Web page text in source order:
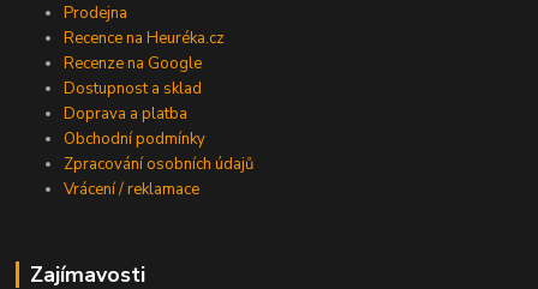
Prodejna
Recence na Heuréka.cz
Recenze na Google
Dostupnost a sklad
Doprava a platba
Obchodní podmínky
Zpracování osobních údajů
Vrácení / reklamace
Zajímavosti